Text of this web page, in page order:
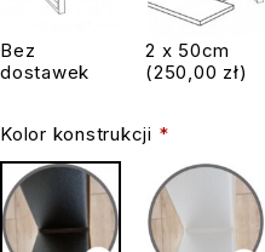
Bez
dostawek
2 x 50cm
(250,00 zł)
Kolor konstrukcji *